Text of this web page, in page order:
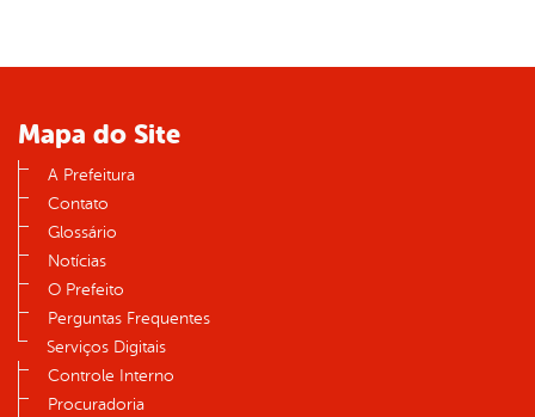
Mapa do Site
A Prefeitura
Contato
Glossário
Notícias
O Prefeito
Perguntas Frequentes
Serviços Digitais
Controle Interno
Procuradoria